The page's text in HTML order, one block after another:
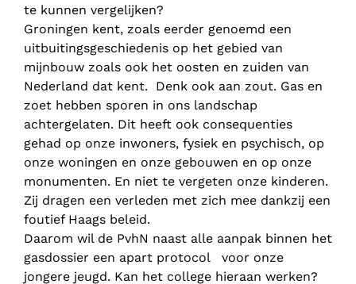
te kunnen vergelijken?
Groningen kent, zoals eerder genoemd een
uitbuitingsgeschiedenis op het gebied van
mijnbouw zoals ook het oosten en zuiden van
Nederland dat kent. Denk ook aan zout. Gas en
zoet hebben sporen in ons landschap
achtergelaten. Dit heeft ook consequenties
gehad op onze inwoners, fysiek en psychisch, op
onze woningen en onze gebouwen en op onze
monumenten. En niet te vergeten onze kinderen.
Zij dragen een verleden met zich mee dankzij een
foutief Haags beleid.
Daarom wil de PvhN naast alle aanpak binnen het
gasdossier een apart protocol voor onze
jongere jeugd. Kan het college hieraan werken?